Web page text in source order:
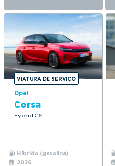
VIATURA DE SERVIÇO
Opel
Corsa
Hybrid GS
Híbrido (gasolina)
2026